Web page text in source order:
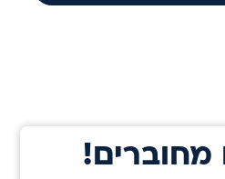
מחוברים